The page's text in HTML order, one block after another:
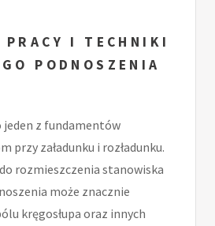
PRACY I TECHNIKI
PODNOSZENIA
z fundamentów
przy załadunku i rozładunku.
rozmieszczenia stanowiska
może znacznie
kręgosłupa oraz innych